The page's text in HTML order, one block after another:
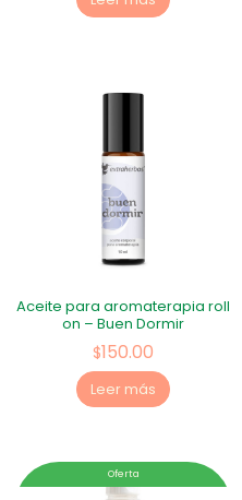
Aceite para aromaterapia roll
on – Buen Dormir
$150.00
Leer más
Oferta